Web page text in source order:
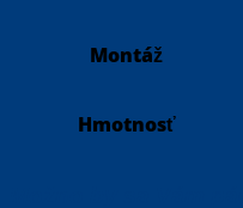
Montáž
Hmotnosť